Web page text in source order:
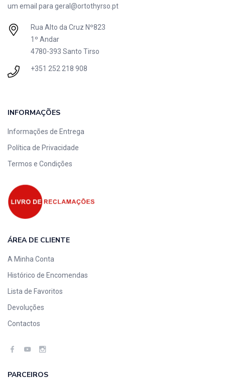
um email parageral@ortothyrso.pt
Rua Alto da Cruz Nº823
1º Andar
4780-393 Santo Tirso
+351 252 218 908
INFORMAÇÕES
Informações de Entrega
Política de Privacidade
Termos e Condições
ÁREA DE CLIENTE
A Minha Conta
Histórico de Encomendas
Lista de Favoritos
Devoluções
Contactos
PARCEIROS